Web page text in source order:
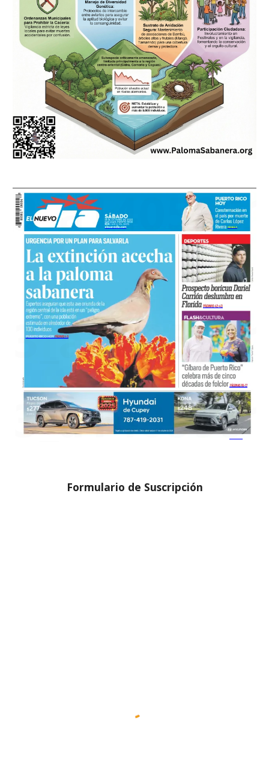
Formulario de Suscripción